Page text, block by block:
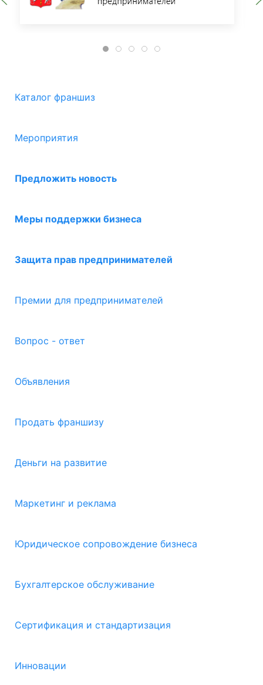
Каталог франшиз
Мероприятия
Предложить новость
Меры поддержки бизнеса
Защита прав предпринимателей
Премии для предпринимателей
Вопрос - ответ
Объявления
Продать франшизу
Деньги на развитие
Маркетинг и реклама
Юридическое сопровождение бизнеса
Бухгалтерское обслуживание
Сертификация и стандартизация
Инновации